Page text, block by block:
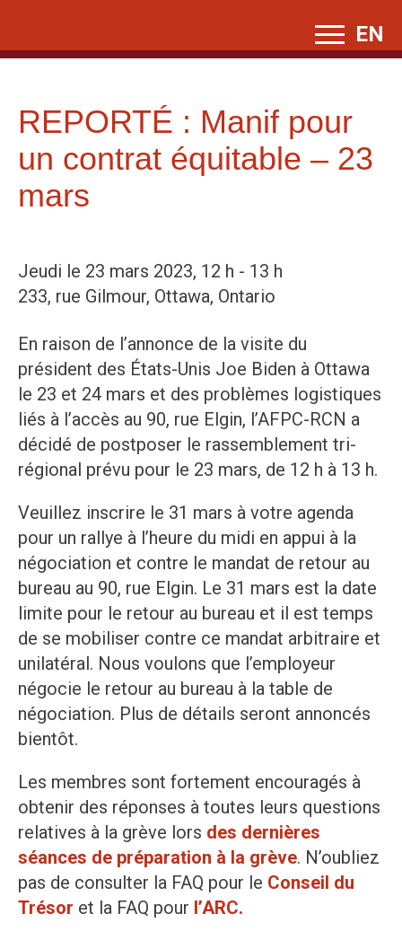
content
EN
REPORTÉ : Manif pour
un contrat équitable – 23
mars
Jeudi le 23 mars 2023, 12 h - 13 h
233, rue Gilmour, Ottawa, Ontario
En raison de l’annonce de la visite du
président des États-Unis Joe Biden à Ottawa
le 23 et 24 mars et des problèmes logistiques
liés à l’accès au 90, rue Elgin, l’AFPC-RCN a
décidé de postposer le rassemblement tri-
régional prévu pour le 23 mars, de 12 h à 13 h.
Veuillez inscrire le 31 mars à votre agenda
pour un rallye à l’heure du midi en appui à la
négociation et contre le mandat de retour au
bureau au 90, rue Elgin. Le 31 mars est la date
limite pour le retour au bureau et il est temps
de se mobiliser contre ce mandat arbitraire et
unilatéral. Nous voulons que l’employeur
négocie le retour au bureau à la table de
négociation. Plus de détails seront annoncés
bientôt.
Les membres sont fortement encouragés à
obtenir des réponses à toutes leurs questions
relatives à la grève lors des dernières
séances de préparation à la grève. N’oubliez
pas de consulter la FAQ pour le Conseil du
Trésor et la FAQ pour l’ARC.